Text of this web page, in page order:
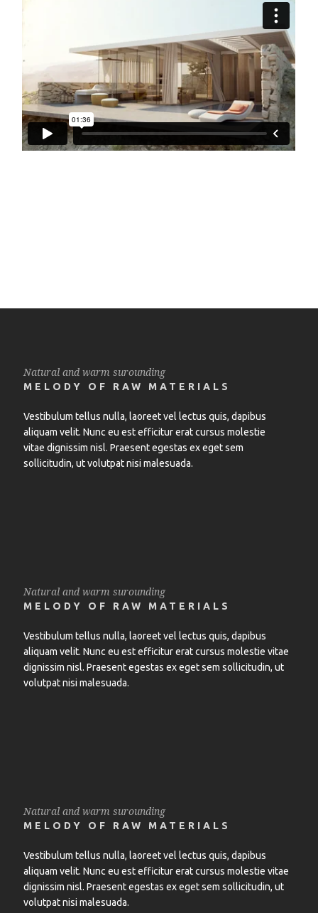
Natural and warm surounding
MELODY OF RAW MATERIALS
Vestibulum tellus nulla, laoreet vel lectus quis, dapibus
aliquam velit. Nunc eu est efficitur erat cursus molestie
vitae dignissim nisl. Praesent egestas ex eget sem
sollicitudin, ut volutpat nisi malesuada.
Natural and warm surounding
MELODY OF RAW MATERIALS
Vestibulum tellus nulla, laoreet vel lectus quis, dapibus
aliquam velit. Nunc eu est efficitur erat cursus molestie vitae
dignissim nisl. Praesent egestas ex eget sem sollicitudin, ut
volutpat nisi malesuada.
Natural and warm surounding
MELODY OF RAW MATERIALS
Vestibulum tellus nulla, laoreet vel lectus quis, dapibus
aliquam velit. Nunc eu est efficitur erat cursus molestie vitae
dignissim nisl. Praesent egestas ex eget sem sollicitudin, ut
volutpat nisi malesuada.